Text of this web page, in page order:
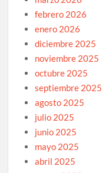
febrero 2026
enero 2026
diciembre 2025
noviembre 2025
octubre 2025
septiembre 2025
agosto 2025
julio 2025
junio 2025
mayo 2025
abril 2025